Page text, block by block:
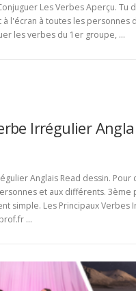
Les Verbes Aperçu. Tu
à l'écran à toutes les personnes
les verbes du 1er groupe, …
Irrégulier
Anglais Read dessin.
et aux différents. 3ème
simple. Les Principaux
…